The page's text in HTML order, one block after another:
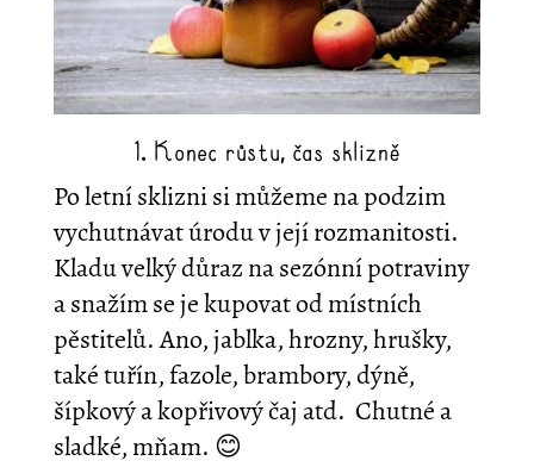
1. Konec růstu, čas sklizně
Po letní sklizni si můžeme na podzim
vychutnávat úrodu v její rozmanitosti.
Kladu velký důraz na sezónní potraviny
a snažím se je kupovat od místních
pěstitelů. Ano, jablka, hrozny, hrušky,
také tuřín, fazole, brambory, dýně,
šípkový a kopřivový čaj atd. Chutné a
sladké, mňam. 😊